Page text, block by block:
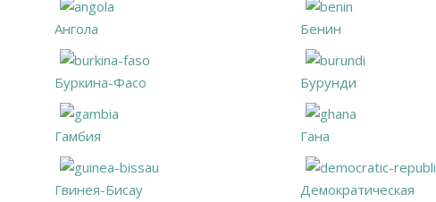
Ангола Бенин
Буркина-Фасо Бурунди
Гамбия Гана
Гвинея-Бисау
Демократическая